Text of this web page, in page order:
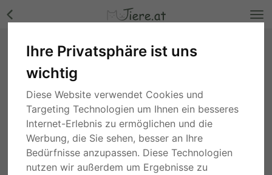
Ihre Privatsphäre ist uns
wichtig
Diese Website verwendet Cookies und
Targeting Technologien um Ihnen ein besseres
Internet-Erlebnis zu ermöglichen und die
Werbung, die Sie sehen, besser an Ihre
Bedürfnisse anzupassen. Diese Technologien
nutzen wir außerdem um Ergebnisse zu
Sandi - NOTFALL Österreich, Mischling - Rüde
Bilder